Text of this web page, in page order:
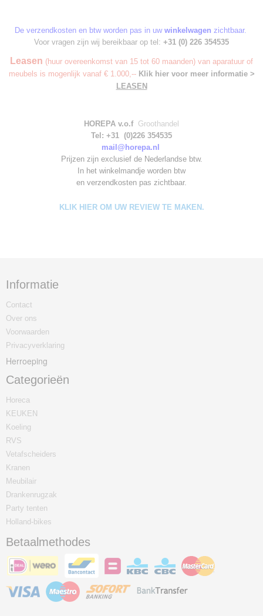
De verzendkosten en btw worden pas in uw winkelwagen zichtbaar.
Voor vragen zijn wij bereikbaar op tel: +31 (0) 226 354535
Leasen (huur overeenkomst van 15 tot 60 maanden) van aparatuur of
meubels is mogenlijk vanaf € 1.000,-- Klik hier voor meer informatie >
LEASEN
HOREPA v.o.f Groothandel
Tel: +31 (0)226 354535
mail@horepa.nl
Prijzen zijn exclusief de Nederlandse btw.
In het winkelmandje worden btw
en verzendkosten pas zichtbaar.
KLIK HIER OM UW REVIEW TE MAKEN.
Informatie
Contact
Over ons
Voorwaarden
Privacyverklaring
Herroeping
Categorieën
Horeca
KEUKEN
Koeling
RVS
Vetafscheiders
Kranen
Meubilair
Drankenrugzak
Party tenten
Holland-bikes
Betaalmethodes